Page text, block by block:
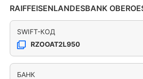
RAIFFEISENLANDESBANK
SWIFT-КОД
RZOOAT2L950
БАНК